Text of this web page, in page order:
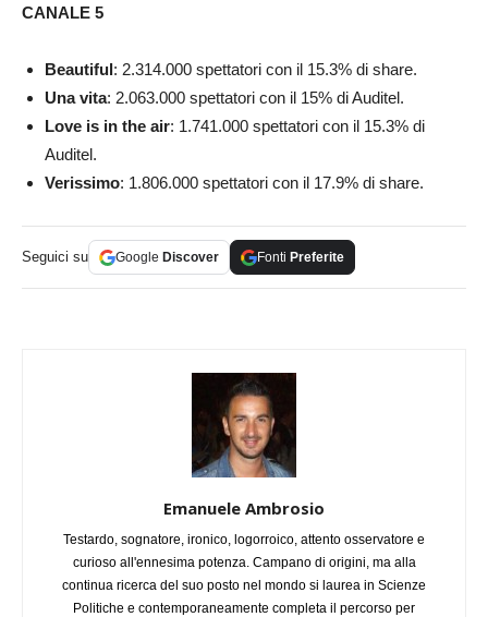
CANALE 5
Beautiful: 2.314.000 spettatori con il 15.3% di share.
Una vita: 2.063.000 spettatori con il 15% di Auditel.
Love is in the air: 1.741.000 spettatori con il 15.3% di
Auditel.
Verissimo: 1.806.000 spettatori con il 17.9% di share.
Seguici su Google Discover Fonti Preferite
Emanuele Ambrosio
Testardo, sognatore, ironico, logorroico, attento osservatore e
curioso all'ennesima potenza. Campano di origini, ma alla
continua ricerca del suo posto nel mondo si laurea in Scienze
Politiche e contemporaneamente completa il percorso per